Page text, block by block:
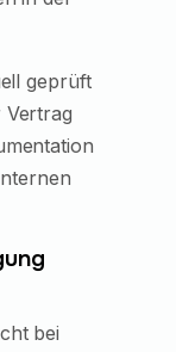
geprüft
Vertrag
bei